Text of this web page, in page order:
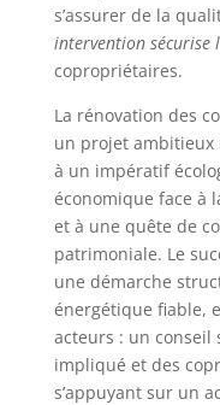
s’assurer de la
intervention sécurise
copropriétaires.
La rénovation des
un projet ambitieux
à un impératif
économique face à
et à une quête de
patrimoniale. Le
une démarche
énergétique fiable,
acteurs : un conseil
impliqué et des
s’appuyant sur un